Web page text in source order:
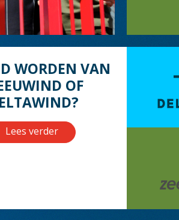
WORDEN VAN
OF
Lees verder